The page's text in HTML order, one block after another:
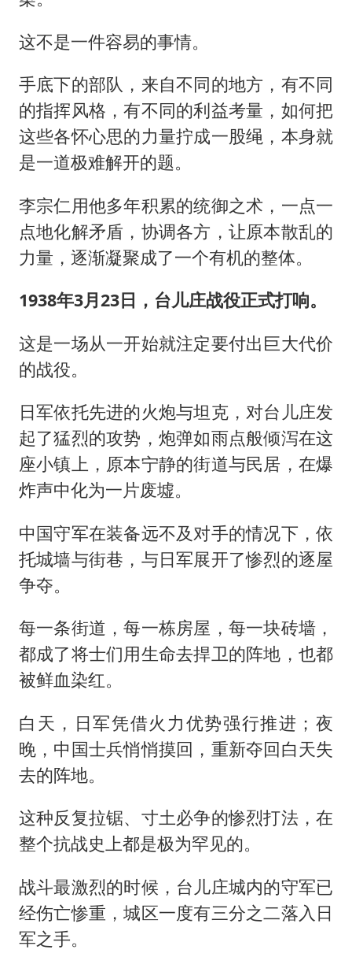
这不是一件容易的事情。
手底下的部队，来自不同的地方，有不同
的指挥风格，有不同的利益考量，如何把
这些各怀心思的力量拧成一股绳，本身就
是一道极难解开的题。
李宗仁用他多年积累的统御之术，一点一
点地化解矛盾，协调各方，让原本散乱的
力量，逐渐凝聚成了一个有机的整体。
1938年3月23日，台儿庄战役正式打响。
这是一场从一开始就注定要付出巨大代价
的战役。
日军依托先进的火炮与坦克，对台儿庄发
起了猛烈的攻势，炮弹如雨点般倾泻在这
座小镇上，原本宁静的街道与民居，在爆
炸声中化为一片废墟。
中国守军在装备远不及对手的情况下，依
托城墙与街巷，与日军展开了惨烈的逐屋
争夺。
每一条街道，每一栋房屋，每一块砖墙，
都成了将士们用生命去捍卫的阵地，也都
被鲜血染红。
白天，日军凭借火力优势强行推进；夜
晚，中国士兵悄悄摸回，重新夺回白天失
去的阵地。
这种反复拉锯、寸土必争的惨烈打法，在
整个抗战史上都是极为罕见的。
战斗最激烈的时候，台儿庄城内的守军已
经伤亡惨重，城区一度有三分之二落入日
军之手。